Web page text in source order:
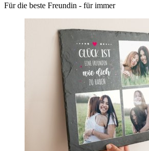
Für die beste Freundin - für immer